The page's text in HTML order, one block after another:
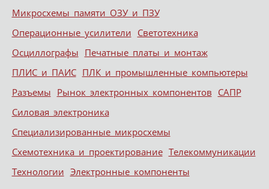
Микросхемы памяти ОЗУ и ПЗУ
Операционные усилители Светотехника
Осциллографы Печатные платы и монтаж
ПЛИС и ПАИС ПЛК и промышленные компьютеры
Разъемы Рынок электронных компонентов САПР
Силовая электроника
Специализированные микросхемы
Схемотехника и проектирование Телекоммуникации
Технологии Электронные компоненты